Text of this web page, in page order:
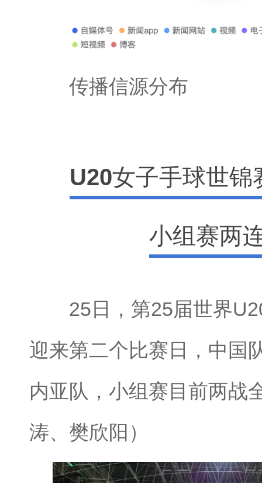
传播信源分布
U20女子手球世锦
小组赛两
25日，第25届世界
迎来第二个比赛日，中国
内亚队，小组赛目前两战
涛、樊欣阳）